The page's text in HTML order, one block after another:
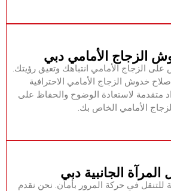
الزجاج الأمامي دبي‏
الزجاج الأمامي انتباهك وتعيق رؤيتك.‏
خدوش الزجاج الأمامي الاحترافية
متقدمة لاستعادة الوضوح والحفاظ على
الأمامي الخاص بك.‏
المرآة الجانبية دبي‏
للتنقل في حركة المرور بأمان.‏ ‏نحن نقدم